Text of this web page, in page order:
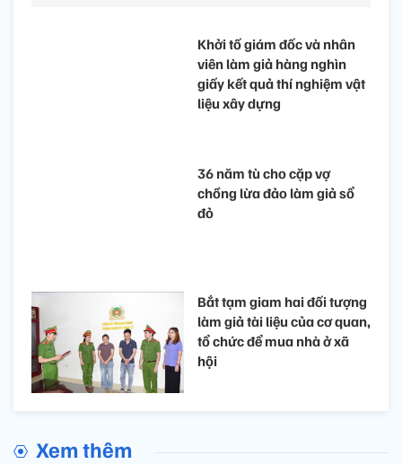
Khởi tố giám đốc và nhân
viên làm giả hàng nghìn
giấy kết quả thí nghiệm vật
liệu xây dựng
36 năm tù cho cặp vợ
chồng lừa đảo làm giả sổ
đỏ
Bắt tạm giam hai đối tượng
làm giả tài liệu của cơ quan,
tổ chức để mua nhà ở xã
hội
Xem thêm